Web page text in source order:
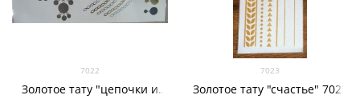
7022
Золотое тату "цепочки и
7023
Золотое тату "счастье" 7023